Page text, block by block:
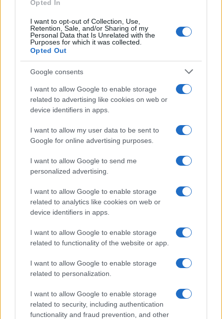
Opted In
I want to opt-out of Collection, Use,
Retention, Sale, and/or Sharing of my
Personal Data that Is Unrelated with the
Purposes for which it was collected.
Opted Out
Google consents
I want to allow Google to enable storage
related to advertising like cookies on web or
device identifiers in apps.
I want to allow my user data to be sent to
Google for online advertising purposes.
I want to allow Google to send me
personalized advertising.
I want to allow Google to enable storage
related to analytics like cookies on web or
device identifiers in apps.
I want to allow Google to enable storage
related to functionality of the website or app.
I want to allow Google to enable storage
related to personalization.
I want to allow Google to enable storage
related to security, including authentication
functionality and fraud prevention, and other
gyorsan!”
Virginie Joron, a Nemzeti Tömörülés európai
parlamenti képviselője az X-en azt írta, hogy
a palesztinpárti tüntetők minden szombaton
„túszul ejtik” Strasbourg belvárosát, és az
önkormányzat semmit sem tesz a boltosok
és a járókelők védelmében.
A terror jutalma: Franciaország a nem
készül
Barbárok: Kisfia szeme láttára vertek